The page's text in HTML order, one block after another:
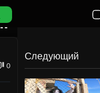
Следующий
0